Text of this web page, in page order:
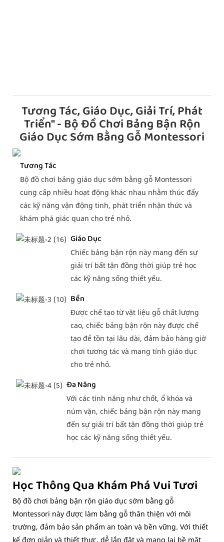
Tương Tác, Giáo Dục, Giải Trí, Phát
Triển" - Bộ Đồ Chơi Bảng Bận Rộn
Giáo Dục Sớm Bằng Gỗ Montessori
Tương Tác
Bộ đồ chơi bảng giáo dục sớm bằng gỗ Montessori
cung cấp nhiều hoạt động khác nhau nhằm thúc đẩy
các kỹ năng vận động tinh, phát triển nhận thức và
khám phá giác quan cho trẻ nhỏ.
Giáo Dục
Chiếc bảng bận rộn này mang đến sự
giải trí bất tận đồng thời giúp trẻ học
các kỹ năng sống thiết yếu.
Bền
Được chế tạo từ vật liệu gỗ chất lượng
cao, chiếc bảng bận rộn này được chế
tạo để tồn tại lâu dài, đảm bảo hàng giờ
chơi tương tác và mang tính giáo dục
cho trẻ nhỏ.
Đa Năng
Với các tính năng như chốt, ổ khóa và
núm vặn, chiếc bảng bận rộn này mang
đến sự giải trí bất tận đồng thời giúp trẻ
học các kỹ năng sống thiết yếu.
Học Thông Qua Khám Phá Vui Tươi
Bộ đồ chơi bảng bận rộn giáo dục sớm bằng gỗ
Montessori này được làm bằng gỗ thân thiện với môi
trường, đảm bảo sản phẩm an toàn và bền vững. Với thiết
kế đơn giản và thiết thực, dễ lắp đặt và mang lại bề mặt